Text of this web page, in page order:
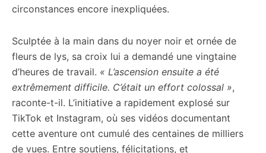
circonstances encore inexpliquées.
Sculptée à la main dans du noyer noir et ornée de
fleurs de lys, sa croix lui a demandé une vingtaine
d’heures de travail. « L’ascension ensuite a été
extrêmement difficile. C’était un effort colossal »,
raconte-t-il. L’initiative a rapidement explosé sur
TikTok et Instagram, où ses vidéos documentant
cette aventure ont cumulé des centaines de milliers
de vues. Entre soutiens, félicitations, et